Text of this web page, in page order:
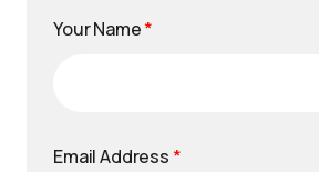
Your Name*
Email Address *